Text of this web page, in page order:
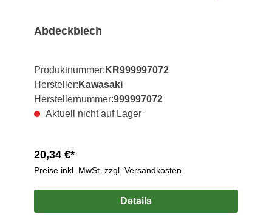
Abdeckblech
Produktnummer: KR999997072
Hersteller: Kawasaki
Herstellernummer:999997072
Aktuell nicht auf Lager
20,34 €*
Preise inkl. MwSt. zzgl. Versandkosten
Details